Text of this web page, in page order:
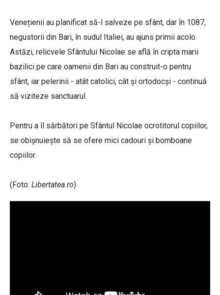
Venețienii au planificat să-l salveze pe sfânt, dar în 1087,
negustorii din Bari, în sudul Italiei, au ajuns primii acolo.
Astăzi, relicvele Sfântului Nicolae se află în cripta marii
bazilici pe care oamenii din Bari au construit-o pentru
sfânt, iar pelerinii - atât catolici, cât și ortodocși - continuă
să viziteze sanctuarul.
Pentru a îl sărbători pe Sfântul Nicolae ocrotitorul copiilor,
se obișnuiește să se ofere mici cadouri și bomboane
copiilor.
(Foto: Libertatea.ro)